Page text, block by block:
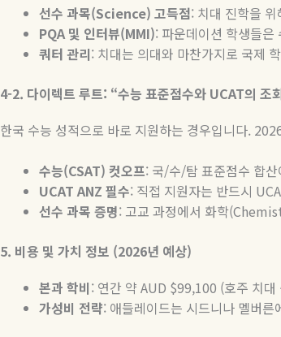
선수 과목(Science) 고득점: 치대 진학을
PQA 및 인터뷰(MMI): 파운데이션 학생들은
쿼터 관리: 치대는 의대와 마찬가지로 국제
4-2. 다이렉트 루트: “수능 표준점수와 UCAT의 조
한국 수능 성적으로 바로 지원하는 경우입니다.
수능(CSAT) 컷오프: 국/수/탐 표준점수 합
UCAT ANZ 필수: 직접 지원자는 반드시
선수 과목 증명: 고교 과정에서 화학
5. 비용 및 가치 정보 (2026년 예상)
본과 학비: 연간 약 AUD $99,100 (호주 치
가성비 전략: 애들레이드는 시드니나 멜버른